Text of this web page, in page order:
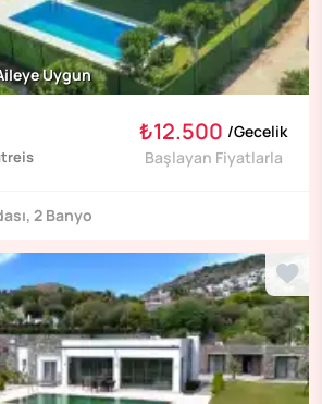
Uygun
₺12.500 /Gecelik
Başlayan Fiyatlarla
, 2 Banyo